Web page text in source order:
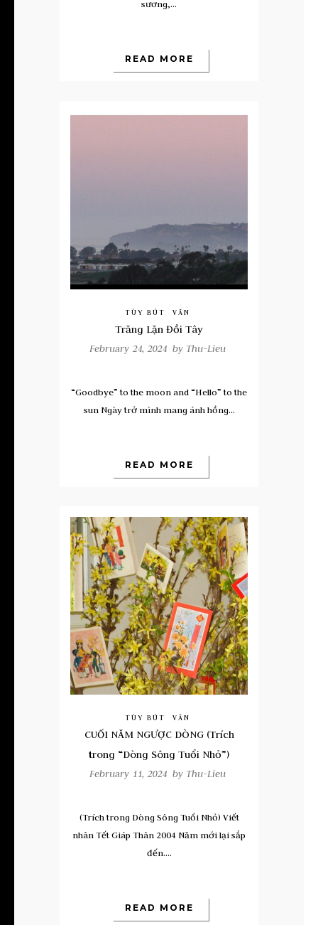
sương,...
READ MORE
TÙY BÚT VĂN
Trăng Lặn Đồi Tây
February 24, 2024 by Thu-Lieu
“Goodbye” to the moon and “Hello” to the
sun Ngày trở mình mang ánh hồng...
READ MORE
TÙY BÚT VĂN
CUỐI NĂM NGƯỢC DÒNG (Trích
trong “Dòng Sông Tuổi Nhỏ”)
February 11, 2024 by Thu-Lieu
(Trích trong Dòng Sông Tuổi Nhỏ) Viết
nhân Tết Giáp Thân 2004 Năm mới lại sắp
đến....
READ MORE